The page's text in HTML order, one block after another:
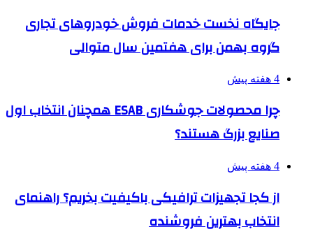
جایگاه نخست خدمات فروش خودروهای تجاری
گروه بهمن برای هفتمین سال متوالی
4 هفته پیش
چرا محصولات جوشکاری ESAB همچنان انتخاب اول
صنایع بزرگ هستند؟
4 هفته پیش
از کجا تجهیزات ترافیکی باکیفیت بخریم؟ راهنمای
انتخاب بهترین فروشنده